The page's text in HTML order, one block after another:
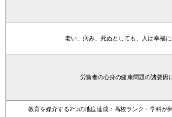
老い、病み、死ぬとしても、人は幸福
労働者の心身の健康問題の諸要因
教育を媒介する2つの地位達成：高校ランク・学科が